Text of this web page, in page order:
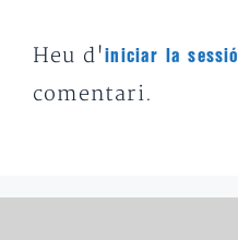
Heu d'iniciar la sessió
comentari.